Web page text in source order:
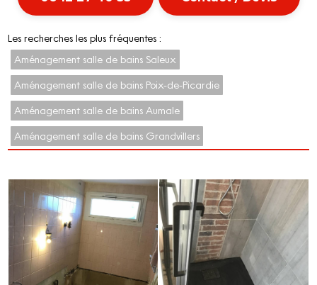
Les recherches les plus fréquentes :
Aménagement salle de bains Saleux
Aménagement salle de bains Poix-de-Picardie
Aménagement salle de bains Aumale
Aménagement salle de bains Grandvillers